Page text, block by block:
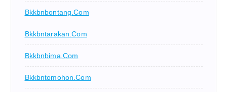
Bkkbnbontang.com
Bkkbntarakan.com
Bkkbnbima.com
Bkkbntomohon.com